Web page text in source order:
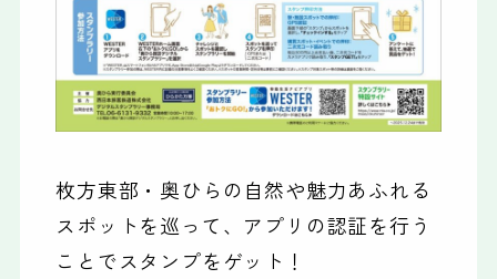
枚方東部・奥ひらの自然や魅力あふれる
スポットを巡って、アプリの認証を行う
ことでスタンプをゲット！